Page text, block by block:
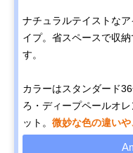
ナチュラルテイストな
イプ。省スペースで収
す。
カラーはスタンダード
ろ・ディープペールオ
ット。 微妙な色の違い